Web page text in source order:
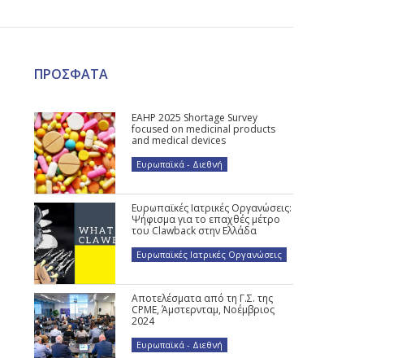
ΠΡΟΣΦΑΤΑ
EAHP 2025 Shortage Survey
focused on medicinal products
and medical devices
Ευρωπαϊκά - Διεθνή
Ευρωπαϊκές Ιατρικές Οργανώσεις:
Ψήφισμα για το επαχθές μέτρο
του Clawback στην Ελλάδα
Ευρωπαϊκές Ιατρικές Οργανώσεις
Αποτελέσματα από τη Γ.Σ. της
CPME, Άμστερνταμ, Νοέμβριος
2024
Ευρωπαϊκά - Διεθνή